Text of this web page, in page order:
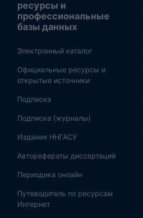
ресурсы и
профессиональные
базы данных
Электронный каталог
Официальные ресурсы и
открытые источники
Подписка
Подписка (журналы)
Издания ННГАСУ
Авторефераты диссертаций
Периодика онлайн
Путеводитель по ресурсам
Интернет